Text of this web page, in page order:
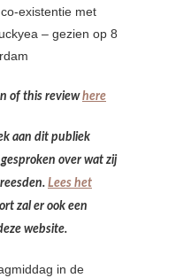
existentie met
– gezien op 8
of this reviewhere
aan dit publiek
over wat zij
Lees het
zal er ook een
website.
in de